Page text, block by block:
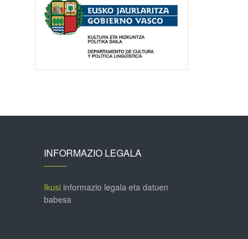
INFORMAZIO LEGALA
Ikusiinformazio legala eta datuen
babesa